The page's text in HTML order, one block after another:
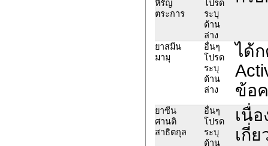
หิรัญ
ตระการ
โปรด
ระบุ
ด้าน
ล่าง
ยาสมีน
มามุ
อื่นๆ
โปรด
ระบุ
ด้าน
ล่าง
ได้
ข้อ
ยาซีน
ศานติ
สาธิตกุล
อื่นๆ
โปรด
ระบุ
ด้าน
เนื่
เกี่